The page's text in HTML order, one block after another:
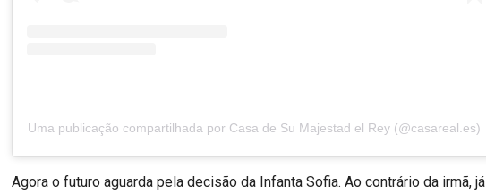
Uma publicação compartilhada por Casa de Su Majestad el Rey (@casareal.es)
Agora o futuro aguarda pela decisão da Infanta Sofia. Ao contrário da irmã, já